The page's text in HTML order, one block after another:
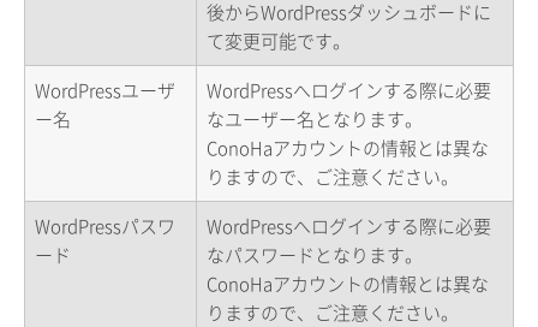
後からWordPressダッシュボードに
て変更可能です。
WordPressユーザ
ー名
WordPressへログインする際に必要
なユーザー名となります。
ConoHaアカウントの情報とは異な
りますので、ご注意ください。
WordPressパスワ
ード
WordPressへログインする際に必要
なパスワードとなります。
ConoHaアカウントの情報とは異な
りますので、ご注意ください。